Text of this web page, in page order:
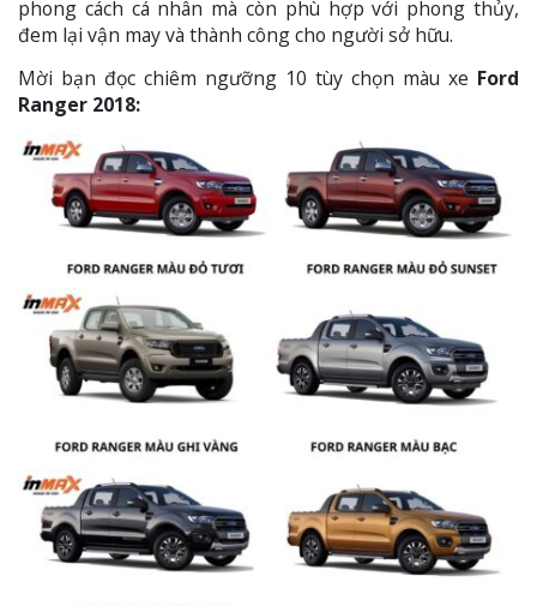
phong cách cá nhân mà còn phù hợp với phong thủy,
đem lại vận may và thành công cho người sở hữu.
Mời bạn đọc chiêm ngưỡng 10 tùy chọn màu xe Ford
Ranger 2018: